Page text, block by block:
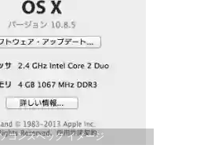
コンスペック イメージ